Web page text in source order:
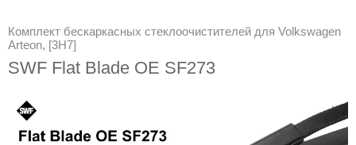
Комплект бескаркасных стеклоочистителей для Volkswagen
Arteon, [3H7]
SWF Flat Blade OE SF273